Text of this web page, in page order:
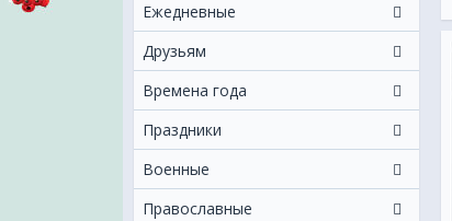
Ежeдневные
Друзьям
Времена года
Праздники
Военные
Православные